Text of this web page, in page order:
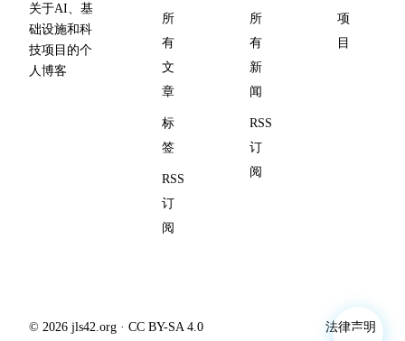
关于AI、基
础设施和科
技项目的个
人博客
所
有
文
章
标
签
RSS
订
阅
所
有
新
闻
RSS
订
阅
项
目
© 2026 jls42.org · CC BY-SA 4.0 法律声明